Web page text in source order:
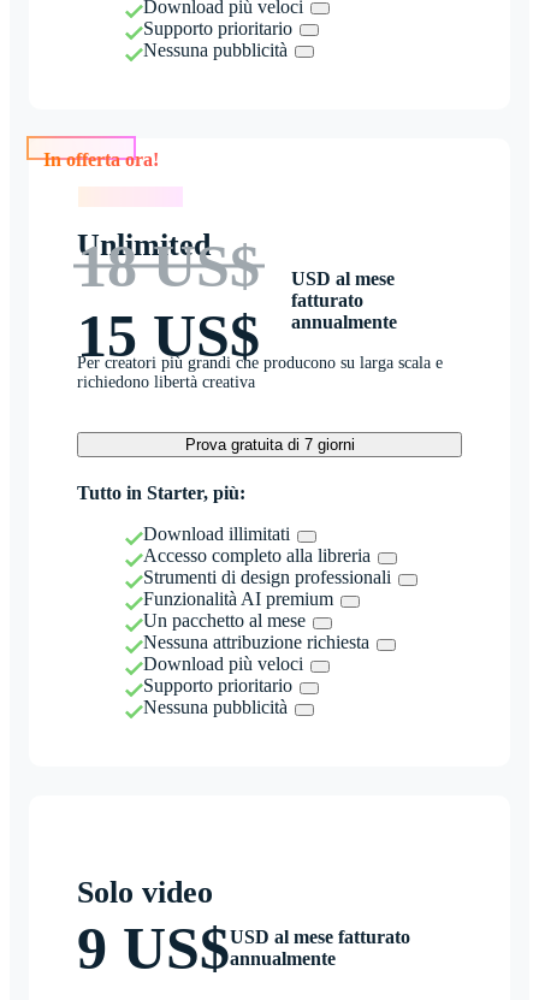
Download più veloci
Supporto prioritario
Nessuna pubblicità
Unlimited
18 US$
15 US$
USD al mese
fatturato
annualmente
Per creatori più grandi che producono su larga scala e
richiedono libertà creativa
Prova gratuita di 7 giorni
Tutto in Starter, più:
Download illimitati
Accesso completo alla libreria
Strumenti di design professionali
Funzionalità AI premium
Un pacchetto al mese
Nessuna attribuzione richiesta
Download più veloci
Supporto prioritario
Nessuna pubblicità
Solo video
9 US$USD al mese fatturato
annualmente